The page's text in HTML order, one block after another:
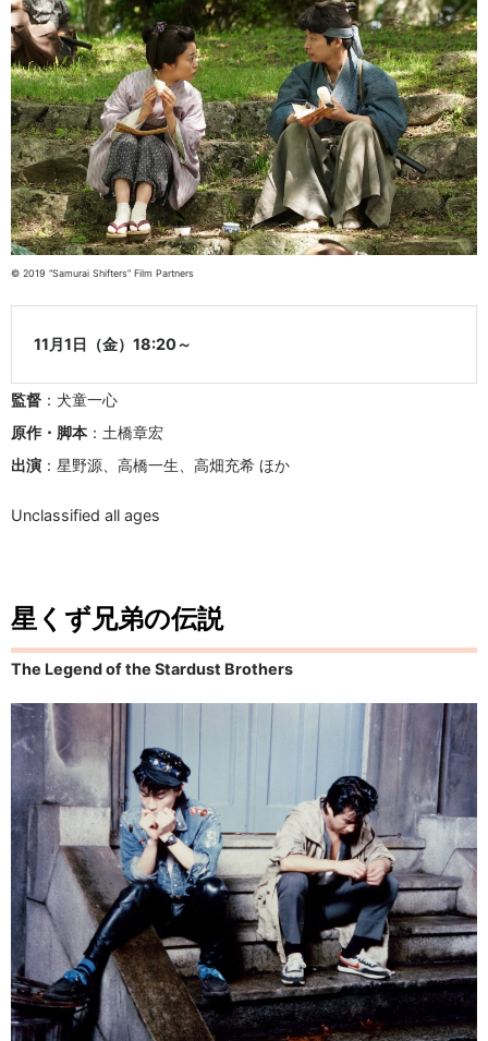
© 2019 “Samurai Shifters” Film Partners
11月1日（金）18:20～
監督 ：犬童一心
原作・脚本：土橋章宏
出演 ：星野源、高橋一生、高畑充希 ほか
Unclassified all ages
星くず兄弟の伝説
The Legend of the Stardust Brothers